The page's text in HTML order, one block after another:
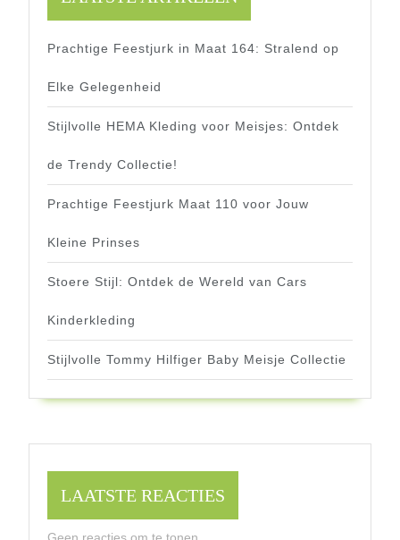
Prachtige Feestjurk in Maat 164: Stralend op
Elke Gelegenheid
Stijlvolle HEMA Kleding voor Meisjes: Ontdek
de Trendy Collectie!
Prachtige Feestjurk Maat 110 voor Jouw
Kleine Prinses
Stoere Stijl: Ontdek de Wereld van Cars
Kinderkleding
Stijlvolle Tommy Hilfiger Baby Meisje Collectie
LAATSTE REACTIES